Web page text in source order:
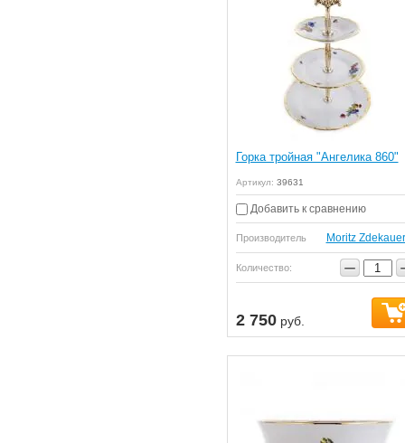
Горка тройная "Ангелика 860"
Артикул: 39631
Добавить к сравнению
Производитель Moritz Zdekauer
Количество: −
2 750руб.